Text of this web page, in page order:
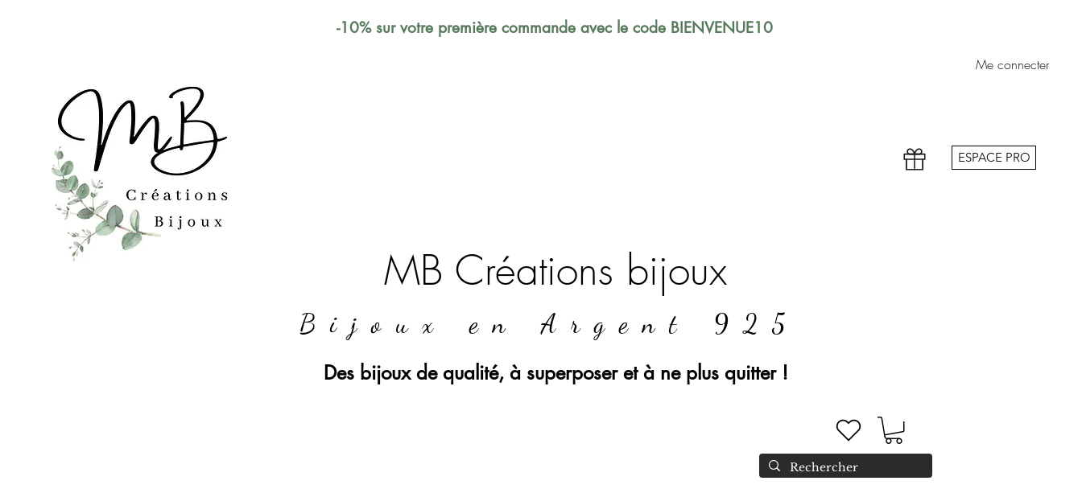
-10% sur votre première commande avec le code BIENVENUE10
MB Créations bijoux
Me connecter
ESPACE PRO
Bijoux en Argent 925
Des bijoux de qualité, à superposer et à ne plus quitter !